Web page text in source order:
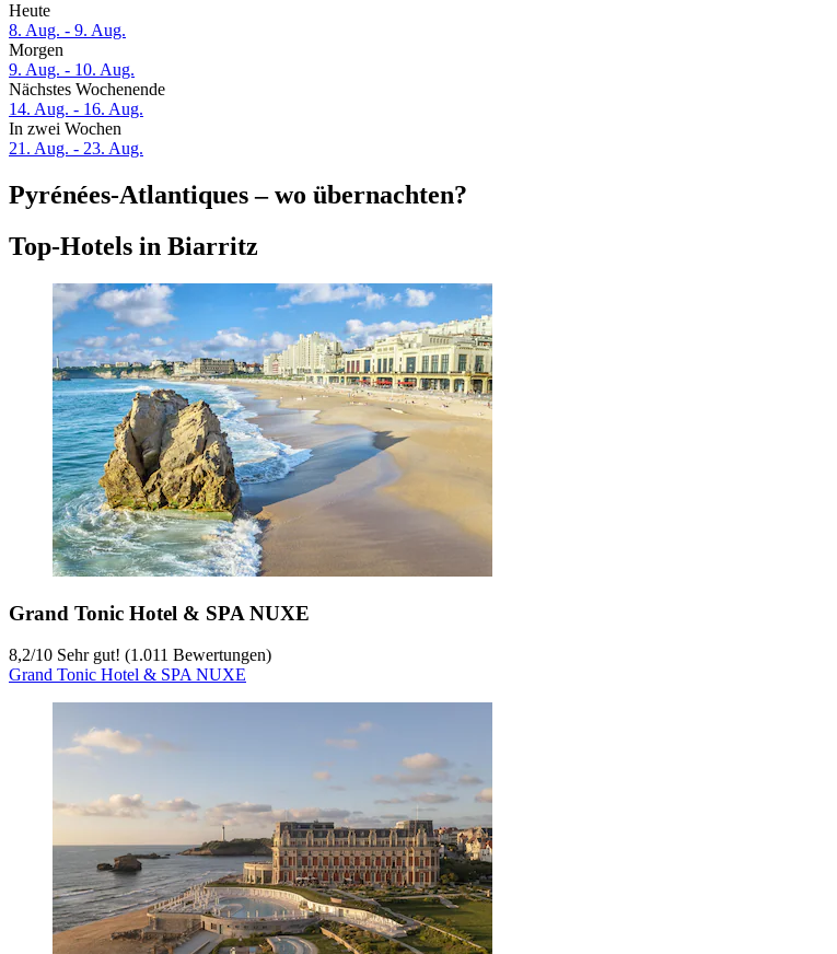
Heute
8. Aug. - 9. Aug.
Morgen
9. Aug. - 10. Aug.
Nächstes Wochenende
14. Aug. - 16. Aug.
In zwei Wochen
21. Aug. - 23. Aug.
Pyrénées-Atlantiques – wo übernachten?
Top-Hotels in Biarritz
Grand Tonic Hotel & SPA NUXE
8,2/10 Sehr gut! (1.011 Bewertungen)
Grand Tonic Hotel & SPA NUXE